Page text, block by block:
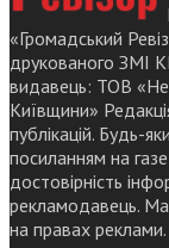
«Громадський
друкованого ЗМІ
видавець: ТОВ
Київщини»
публікацій. Будь-
посиланням на
достовірність
рекламодавець.
на правах реклами.